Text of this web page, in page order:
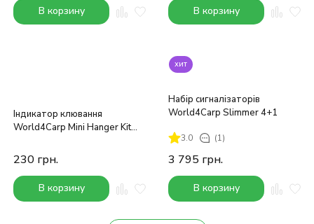
В корзину В корзину
Індикатор клювання
World4Carp Mini Hanger Kit
230 грн.
В корзину
хит
Набір сигналізаторів
World4Carp Slimmer 4+1
3.0 (1)
3 795 грн.
В корзину